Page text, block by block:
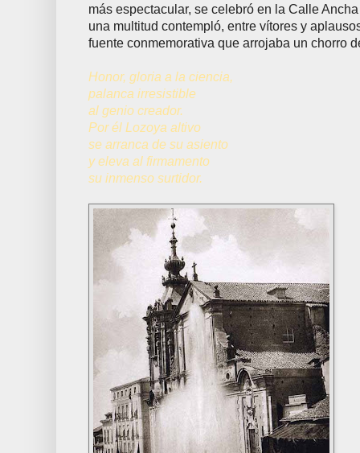
más espectacular, se celebró en la Calle
una multitud contempló, entre vítores y
fuente conmemorativa que arrojaba un chorro
Honor, gloria a la ciencia,
palanca irresistible
al genio creador.
Por él Lozoya altivo
se arranca de su asiento
y eleva al firmamento
su inmenso surtidor.